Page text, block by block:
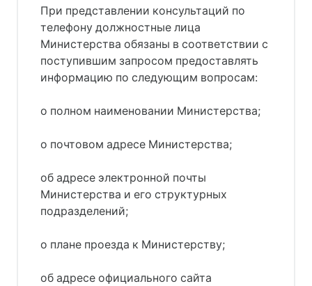
При представлении консультаций по
телефону должностные лица
Министерства обязаны в соответствии с
поступившим запросом предоставлять
информацию по следующим вопросам:
о полном наименовании Министерства;
о почтовом адресе Министерства;
об адресе электронной почты
Министерства и его структурных
подразделений;
о плане проезда к Министерству;
об адресе официального сайта